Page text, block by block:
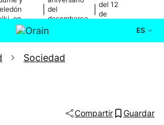
en
del
desembarco
de Elkano
del 12
de
ES
Actualidad
Sociedad
Compartir Guardar